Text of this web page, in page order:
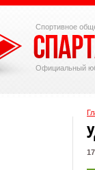
Спортивное
Официальный